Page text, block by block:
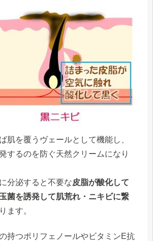
肌を覆うヴェールとして機能し、
するのを防ぐ天然クリームになり
分泌すると不要な皮脂が酸化して
菌を誘発して肌荒れ・ニキビに繋
ます。
持つポリフェノールやビタミンE抗